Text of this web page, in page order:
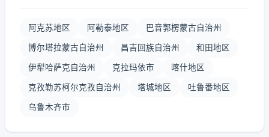
阿克苏地区 阿勒泰地区 巴音郭楞蒙古自治州
博尔塔拉蒙古自治州 昌吉回族自治州 和田地区
伊犁哈萨克自治州 克拉玛依市 喀什地区
克孜勒苏柯尔克孜自治州 塔城地区 吐鲁番地区
乌鲁木齐市